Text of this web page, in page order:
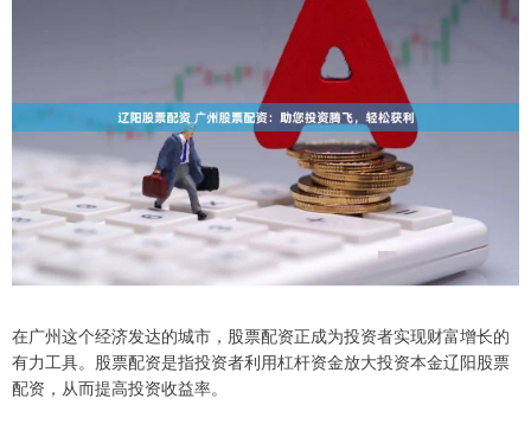
在广州这个经济发达的城市，股票配资正成为投资者实现财富增长的
有力工具。股票配资是指投资者利用杠杆资金放大投资本金辽阳股票
配资，从而提高投资收益率。